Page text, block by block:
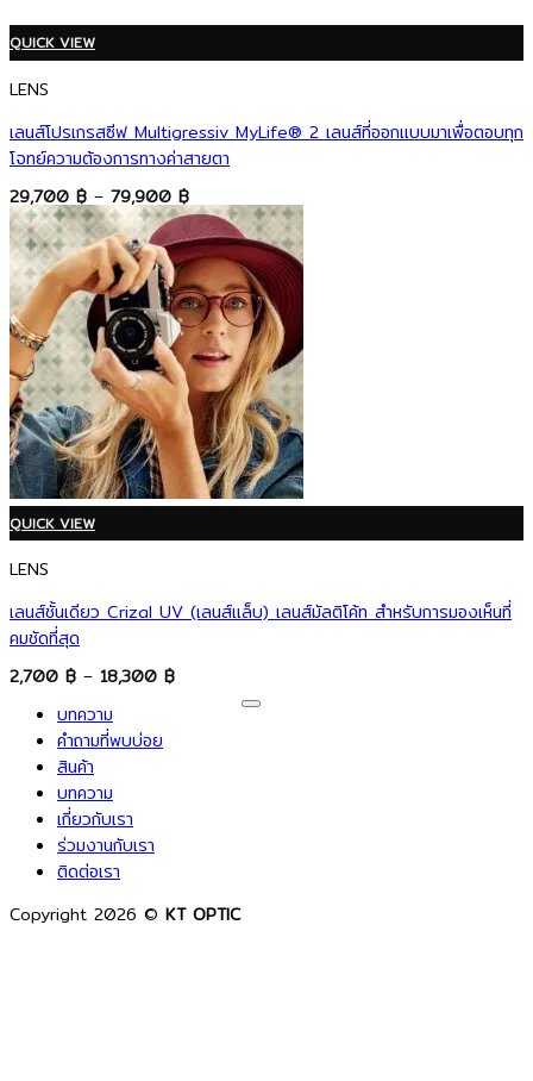
QUICK VIEW
LENS
เลนส์โปรเกรสซีฟ Multigressiv MyLife® 2 เลนส์ที่ออกแบบมาเพื่อตอบทุก
โจทย์ความต้องการทางค่าสายตา
29,700 ฿ – 79,900 ฿Price
range:
29,700 ฿
through
79,900 ฿
QUICK VIEW
LENS
เลนส์ชั้นเดียว Crizal UV (เลนส์แล็บ) เลนส์มัลติโค้ท สำหรับการมองเห็นที่
คมชัดที่สุด
2,700 ฿ – 18,300 ฿Price
บทความ
คำถามที่พบบ่อย
สินค้า
บทความ
เกี่ยวกับเรา
ร่วมงานกับเรา
ติดต่อเรา
Copyright 2026 © KT OPTIC